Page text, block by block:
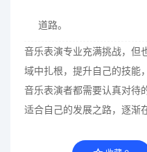
道路。
音乐表演专业充满挑战，但
域中扎根，提升自己的技能
音乐表演者都需要认真对待
适合自己的发展之路，逐渐